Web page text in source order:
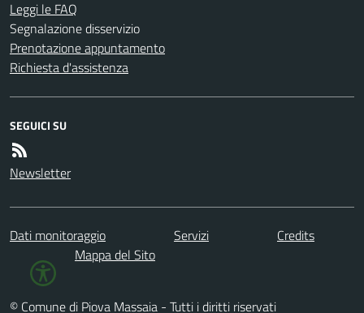
Leggi le FAQ
Segnalazione disservizio
Prenotazione appuntamento
Richiesta d'assistenza
SEGUICI SU
Newsletter
Dati monitoraggio Servizi
Credits
Mappa del Sito
© Comune di Piova Massaia - Tutti i diritti riservati